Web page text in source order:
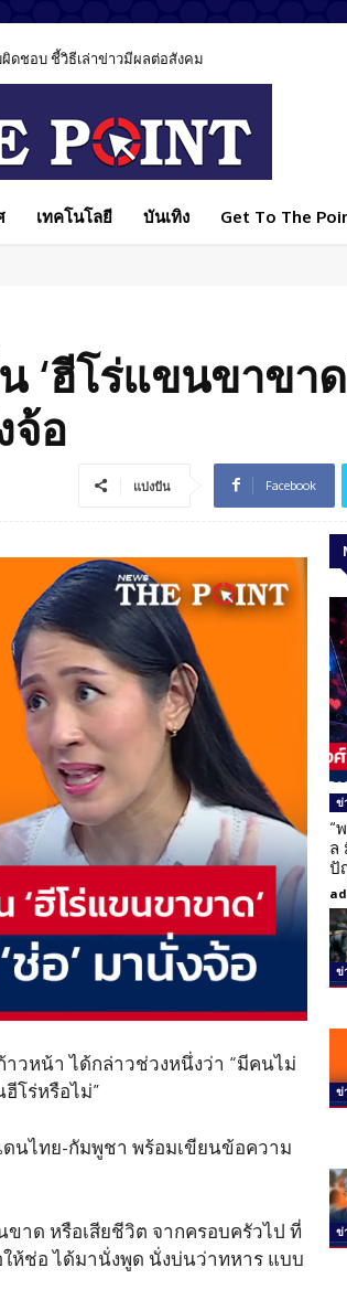
ดชอบ ชี้วิธีเล่าข่าวมีผลต่อสังคม
เทคโนโลยี บันเทิง Get To The
‘ฮีโร่แขนขาขาด
จ้อ
แบ่งปัน Facebook
หน้า ได้กล่าวช่วงหนึ่งว่า “มีคนไม่
โร่หรือไม่”
นไทย-กัมพูชา พร้อมเขียนข้อความ
าด หรือเสียชีวิต จากครอบครัวไป ที่
ห้ช่อ ได้มานั่งพูด นั่งบ่นว่าทหาร แบบ
ข่
“
ล
ปั
ข่
ข่
ข่